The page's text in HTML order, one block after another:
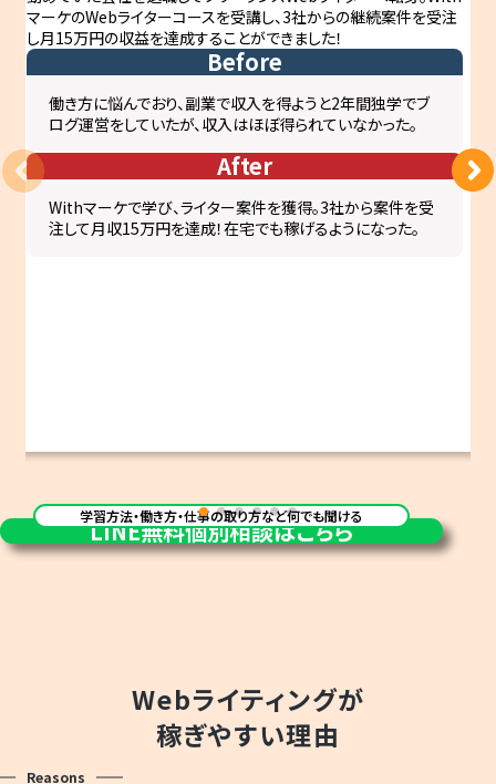
マーケのWebライターコースを受講し、3社からの継続案件を受注
し月15万円の収益を達成することができました！
Before
働き方に悩んでおり、副業で収入を得ようと2年間独学でブ
ログ運営をしていたが、収入はほぼ得られていなかった。
After
Withマーケで学び、ライター案件を獲得。3社から案件を受
注して月収15万円を達成！在宅でも稼げるようになった。
学習方法・働き方・仕事の取り方など何でも聞ける
LINE無料個別相談はこちら
Webライティングが
稼ぎやすい理由
Reasons